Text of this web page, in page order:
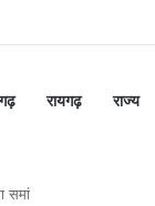
रायगढ़ राज्य
समां